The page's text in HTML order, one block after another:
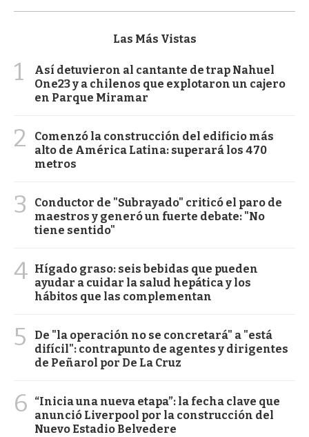
Las Más Vistas
1
Así detuvieron al cantante de trap Nahuel
One23 y a chilenos que explotaron un cajero
en Parque Miramar
2
Comenzó la construcción del edificio más
alto de América Latina: superará los 470
metros
3
Conductor de "Subrayado" criticó el paro de
maestros y generó un fuerte debate: "No
tiene sentido"
4 Hígado graso: seis bebidas que pueden
ayudar a cuidar la salud hepática y los
hábitos que las complementan
5
De "la operación no se concretará" a "está
difícil": contrapunto de agentes y dirigentes
de Peñarol por De La Cruz
6
“Inicia una nueva etapa”: la fecha clave que
anunció Liverpool por la construcción del
Nuevo Estadio Belvedere